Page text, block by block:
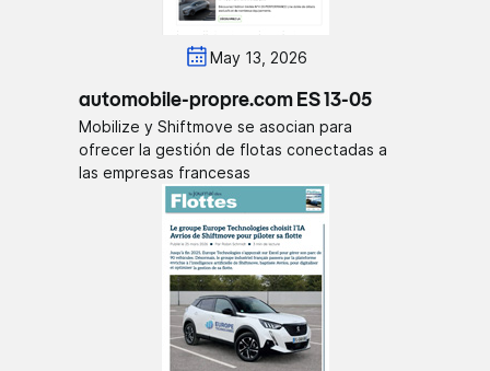
May 13, 2026
automobile-propre.com ES 13-05
Mobilize y Shiftmove se asocian para
ofrecer la gestión de flotas conectadas a
las empresas francesas